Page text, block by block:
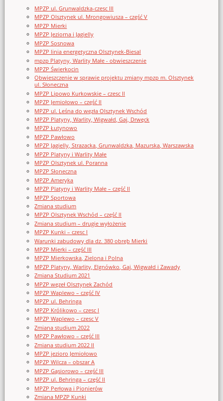
MPZP ul. Grunwaldzka-czesc III
MPZP Olsztynek ul. Mrongowiusza – część V
MPZP Mierki
MPZP Jeziorna i Jagielly
MPZP Sosnowa
MPZP linia energetyczna Olsztynek-Biesal
mpzp Platyny, Warlity Małe - obwieszczenie
MPZP Świerkocin
Obwieszczenie w sprawie projektu zmiany mpzp m. Olsztynek
ul. Słoneczna
MPZP Lipowo Kurkowskie – czesc II
MPZP Jemiołowo – część II
MPZP ul. Leśna do węzła Olsztynek Wschód
MPZP Platyny, Warlity, Wigwałd, Gaj, Drwęck
MPZP Łutynowo
MPZP Pawłowo
MPZP Jagielly, Strazacka, Grunwaldzka, Mazurska, Warszawska
MPZP Platyny i Warlity Małe
MPZP Olsztynek ul. Poranna
MPZP Słoneczna
MPZP Ameryka
MPZP Platyny i Warlity Małe – część II
MPZP Sportowa
Zmiana studium
MPZP Olsztynek Wschód – część II
Zmiana studium – drugie wyłożenie
MPZP Kunki – czesc I
Warunki zabudowy dla dz. 380 obręb Mierki
MPZP Mierki – część III
MPZP Mierkowska, Zielona i Polna
MPZP Platyny, Warlity, Elgnówko, Gaj, Wigwałd i Zawady
Zmiana Studium 2021
MPZP węzeł Olsztynek Zachód
MPZP Waplewo – część IV
MPZP ul. Behringa
MPZP Królikowo – czesc I
MPZP Waplewo – czesc V
Zmiana studium 2022
MPZP Pawłowo – część III
Zmiana studium 2022 II
MPZP jezioro Jemiołowo
MPZP Wilcza – obszar A
MPZP Gąsiorowo – część III
MPZP ul. Behringa – część II
MPZP Perłowa i Pionierów
Zmiana MPZP Kunki